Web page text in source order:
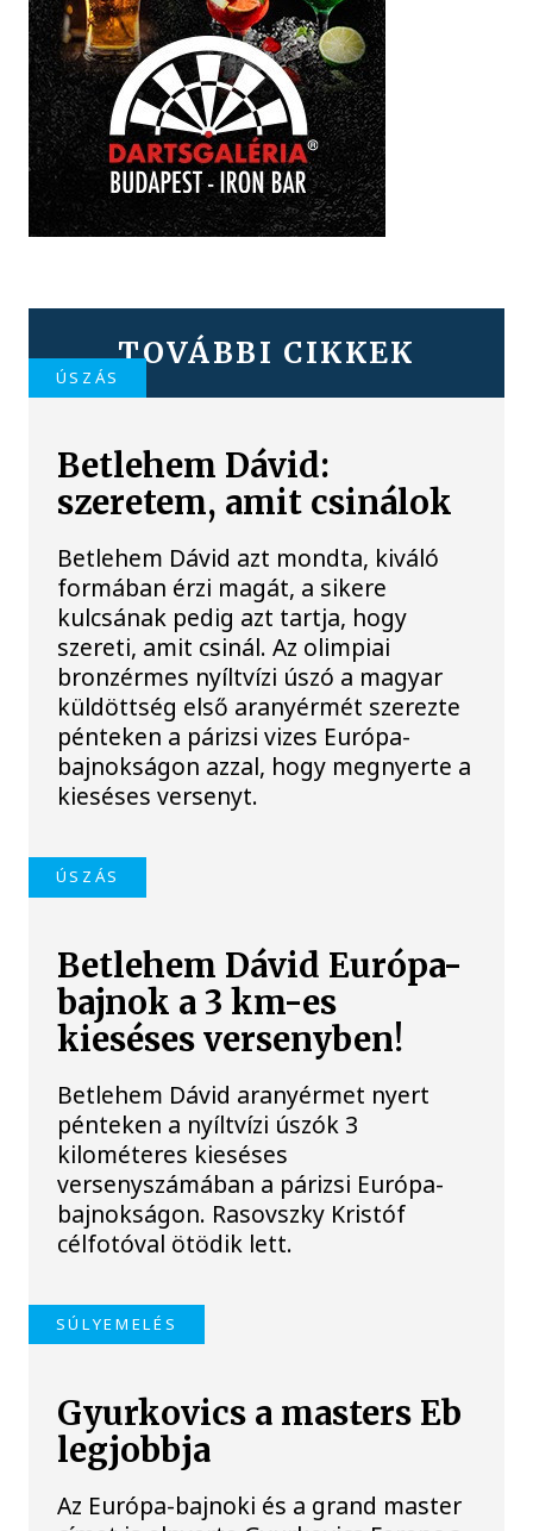
TOVÁBBI CIKKEK
ÚSZÁS
Betlehem Dávid:
szeretem, amit csinálok
Betlehem Dávid azt mondta, kiváló
formában érzi magát, a sikere
kulcsának pedig azt tartja, hogy
szereti, amit csinál. Az olimpiai
bronzérmes nyíltvízi úszó a magyar
küldöttség első aranyérmét szerezte
pénteken a párizsi vizes Európa-
bajnokságon azzal, hogy megnyerte a
kieséses versenyt.
ÚSZÁS
Betlehem Dávid Európa-
bajnok a 3 km-es
kieséses versenyben!
Betlehem Dávid aranyérmet nyert
pénteken a nyíltvízi úszók 3
kilométeres kieséses
versenyszámában a párizsi Európa-
bajnokságon. Rasovszky Kristóf
célfotóval ötödik lett.
SÚLYEMELÉS
Gyurkovics a masters Eb
legjobbja
Az Európa-bajnoki és a grand master